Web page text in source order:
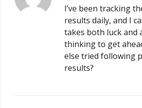
I’ve been tracking
results daily, and I
takes both luck and
thinking to get
else tried following
results?